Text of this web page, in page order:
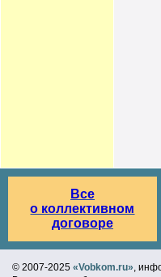
Все
о коллективном
договоре
© 2007-2025 «Vobkom.ru»,